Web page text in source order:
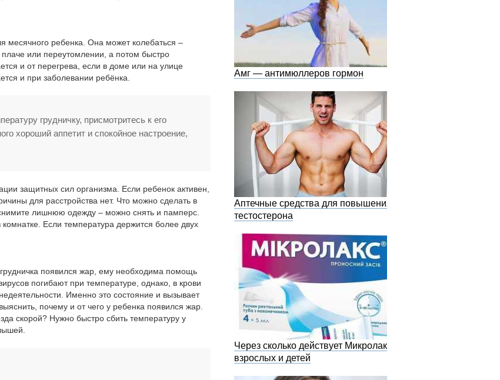
месячного ребенка. Она может колебаться –
или переутомлении, а потом быстро
и от перегрева, если в доме или на улице
и при заболевании ребёнка.
грудничку, присмотритесь к его
хороший аппетит и спокойное настроение,
защитных сил организма. Если ребенок активен,
для расстройства нет. Что можно сделать в
лишнюю одежду – можно снять и памперс.
Если температура держится более двух
появился жар, ему необходима помощь
погибают при температуре, однако, в крови
Именно это состояние и вызывает
почему и от чего у ребенка появился жар.
скорой? Нужно быстро сбить температуру у
Амг — антимюллеров гормон
Аптечные средства для повышения
тестостерона
Через сколько действует Микролакс у
взрослых и детей